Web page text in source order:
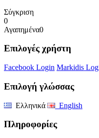
Σύγκριση
0
Αγαπημένα0
Επιλογές χρήστη
Facebook Login Markidis
Επιλογή γλώσσας
Ελληνικά English
Πληροφορίες